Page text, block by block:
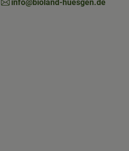
die.hofkiste/
p/Die-Hofkiste-Rhein-Sieg-
info@bioland-huesgen.de